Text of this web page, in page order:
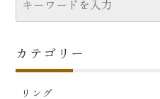
カテゴリー
リング